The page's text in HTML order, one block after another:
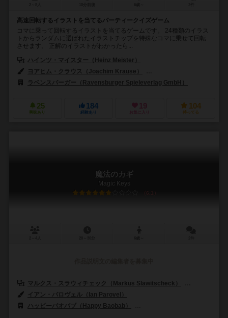
高速回転するイラストを当てるパーティークイズゲーム
コマに乗って回転するイラストを当てるゲームです。 24種類のイラス
トからランダムに選ばれたイラストチップを特殊なコマに乗せて回転
させます。 正解のイラストがわかったら...
ハインツ・マイスター（Heinz Meister）
ヨアヒム・クラウス（Joachim Krause）
ラベンスバーガー（Ravensburger Spieleverlag GmbH）
25
興味あり
184
経験あり
19
お気に入り
104
持ってる
魔法のカギ
Magic Keys
6.1
マルクス・スラウィチェック（Markus Slawitscheck）
イアン・パロヴェル（Ian Parovel）
ハッピーバオバブ（Happy Baobab）